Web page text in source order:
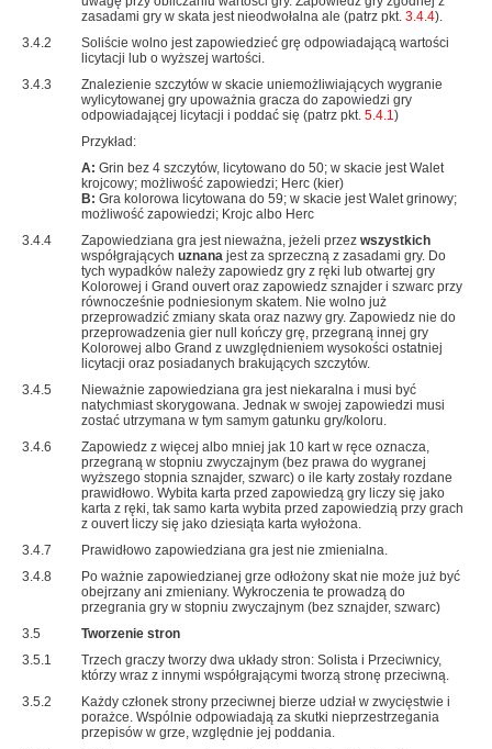
zasadami gry w skata jest nieodwołalna ale (patrz pkt. 3.4.4).
3.4.2
Soliście wolno jest zapowiedzieć grę odpowiadającą wartości
licytacji lub o wyższej wartości.
3.4.3
Znalezienie szczytów w skacie uniemożliwiających wygranie
wylicytowanej gry upoważnia gracza do zapowiedzi gry
odpowiadającej licytacji i poddać się (patrz pkt. 5.4.1)
Przykład:
A: Grin bez 4 szczytów, licytowano do 50; w skacie jest Walet
krojcowy; możliwość zapowiedzi; Herc (kier)
B: Gra kolorowa licytowana do 59; w skacie jest Walet grinowy;
możliwość zapowiedzi; Krojc albo Herc
3.4.4
Zapowiedziana gra jest nieważna, jeżeli przez wszystkich
współgrających uznana jest za sprzeczną z zasadami gry. Do
tych wypadków należy zapowiedz gry z ręki lub otwartej gry
Kolorowej i Grand ouvert oraz zapowiedz sznajder i szwarc przy
równocześnie podniesionym skatem. Nie wolno już
przeprowadzić zmiany skata oraz nazwy gry. Zapowiedz nie do
przeprowadzenia gier null kończy grę, przegraną innej gry
Kolorowej albo Grand z uwzględnieniem wysokości ostatniej
licytacji oraz posiadanych brakujących szczytów.
3.4.5
Nieważnie zapowiedziana gra jest niekaralna i musi być
natychmiast skorygowana. Jednak w swojej zapowiedzi musi
zostać utrzymana w tym samym gatunku gry/koloru.
3.4.6
Zapowiedz z więcej albo mniej jak 10 kart w ręce oznacza,
przegraną w stopniu zwyczajnym (bez prawa do wygranej
wyższego stopnia sznajder, szwarc) o ile karty zostały rozdane
prawidłowo. Wybita karta przed zapowiedzą gry liczy się jako
karta z ręki, tak samo karta wybita przed zapowiedzią przy grach
z ouvert liczy się jako dziesiąta karta wyłożona.
3.4.7
Prawidłowo zapowiedziana gra jest nie zmienialna.
3.4.8
Po ważnie zapowiedzianej grze odłożony skat nie może już być
obejrzany ani zmieniany. Wykroczenia te prowadzą do
przegrania gry w stopniu zwyczajnym (bez sznajder, szwarc)
3.5
Tworzenie stron
3.5.1
Trzech graczy tworzy dwa układy stron: Solista i Przeciwnicy,
którzy wraz z innymi współgrającymi tworzą stronę przeciwną.
3.5.2
Każdy członek strony przeciwnej bierze udział w zwycięstwie i
porażce. Wspólnie odpowiadają za skutki nieprzestrzegania
przepisów w grze, względnie jej poddania.